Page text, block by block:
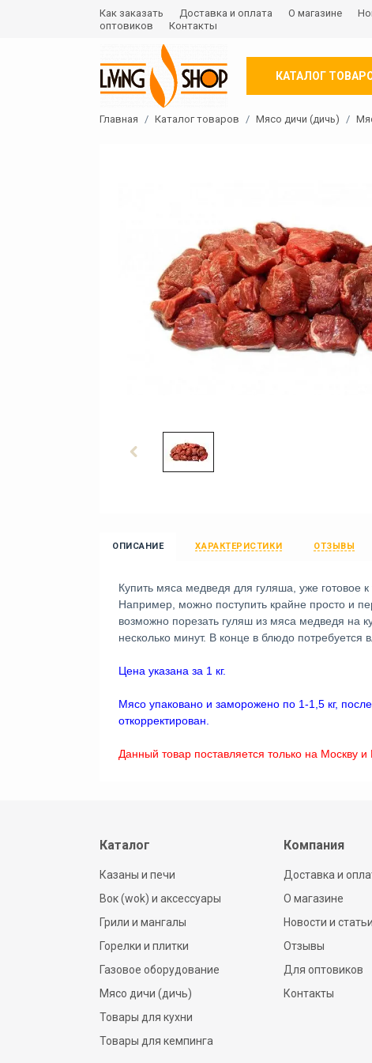
Как заказать Доставка и оплата О магазине
оптовиков
Контакты
КАТАЛОГ
Главная Каталог товаров Мясо дичи (дичь)
ОПИСАНИЕ ХАРАКТЕРИСТИКИ ОТЗЫВЫ
Купить мяса медведя для гуляша, уже готовое
Например, можно поступить крайне просто и
возможно порезать гуляш из мяса медведя на
несколько минут. В конце в блюдо потребуется
Цена указана за 1 кг.
Мясо упаковано и заморожено по 1-1,5 кг,
откорректирован.
Данный товар поставляется только на Москву и
Каталог
Казаны и печи
Вок (wok) и аксессуары
Грили и мангалы
Горелки и плитки
Газовое оборудование
Мясо дичи (дичь)
Товары для кухни
Товары для кемпинга
Компания
Доставка и
О магазине
Новости и статьи
Отзывы
Для оптовиков
Контакты